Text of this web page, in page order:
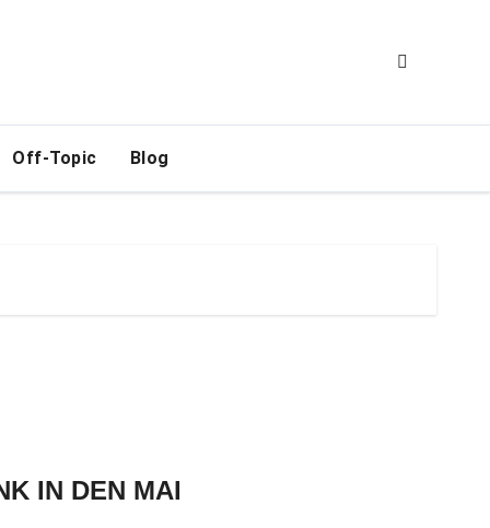
Off-Topic Blog
IN DEN MAI